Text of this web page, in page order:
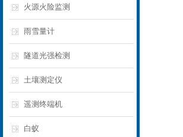
火源火险监测
雨雪量计
隧道光强检测
土壤测定仪
遥测终端机
白蚁